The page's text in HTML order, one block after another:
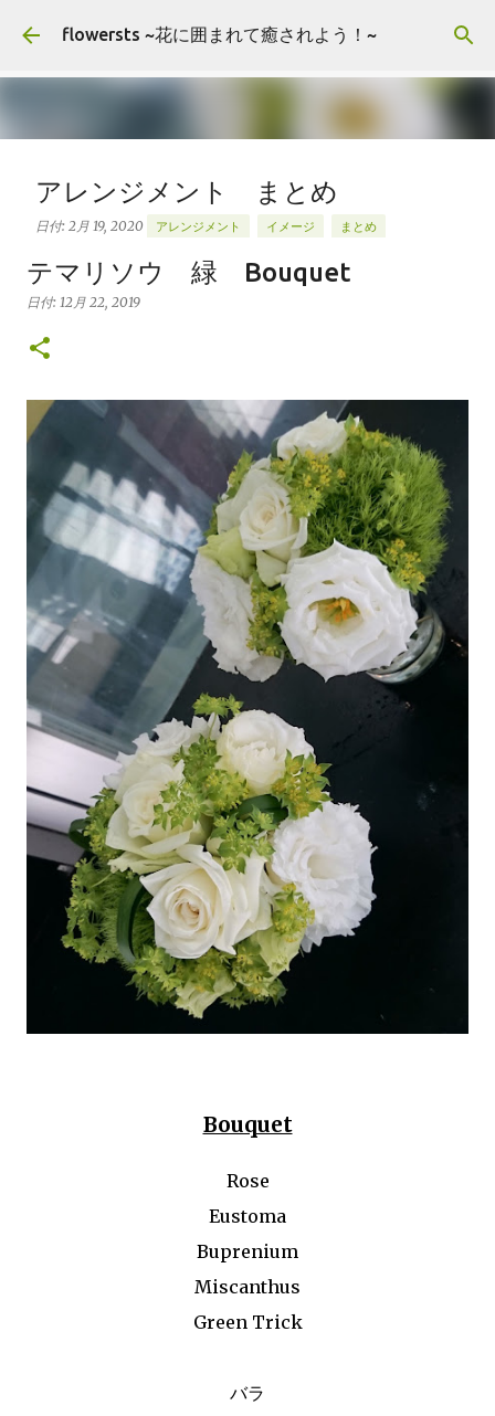
スキップしてメイン コンテンツに移動
flowersts ~花に囲まれて癒されよう！~
アレンジメント まとめ
日付: 2月 19, 2020 アレンジメント イメージ まとめ
お花の画像を公開してます。 楽しんでいただけたら嬉しいで
す。 ”ラベル”タグよりグループ分けできます。 お花の大まか
きな画像をご自由にお使いくださいませ。 Arrangement
イ Arrangement Tulips Cherry tree Carnation
Viburnum Buprenium チューリップ サクラコマチ カーネ
ーション ガマズミ ブプレニウム Arrangement Oriental-
Hybrids Lithianus Anthrum Buprenium Japanese
andromeda Alchemilla オリエンタルユリ（シベリア） リ
シアンサス アンスリューム ブプレニウム アセビ アルケミラ
Arrangement Tulips Sweet pea Carnation Hypericum
Green bell Pink Jasmine Leather fan チューリップ スイト
ピー カーネーション ヒペリカム グリーンベル ハゴロモジャ
スミン レザーファン Arrangement Rose (Eve Piazze)
Symphoricarpos albus Grape ivy バラ（イヴピアチェ）
シンフォリカルフォス グレープアイビー Arrangement
Rose Carnation Eustoma Sankirai Hagoromo Jasmine
Geranium バラ（イヴピアチェ） カーネーション トルコキ
キョウ サンキライ ハゴロモジャスミン ゼラニューム
Arrangement Rose Ammi visnaga（Green Mist）
buprenium tulip c...
テマリソウ 緑 Bouquet
日付: 12月 22, 2019
Bouquet
Rose
Eustoma
Buprenium
Miscanthus
Green Trick
バラ